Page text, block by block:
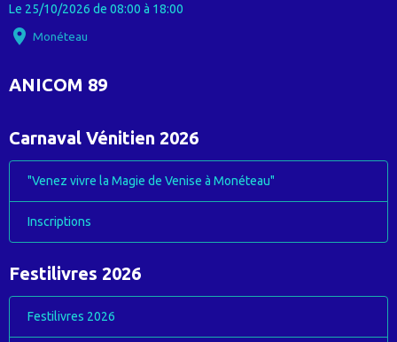
Le 25/10/2026 de 08:00 à 18:00
Monéteau
ANICOM 89
Carnaval Vénitien 2026
"Venez vivre la Magie de Venise à Monéteau"
Inscriptions
Festilivres 2026
Festilivres 2026